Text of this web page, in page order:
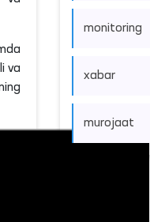
va
monitoring
xabar
murojaat